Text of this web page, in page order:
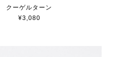
クーゲルターン
¥3,080